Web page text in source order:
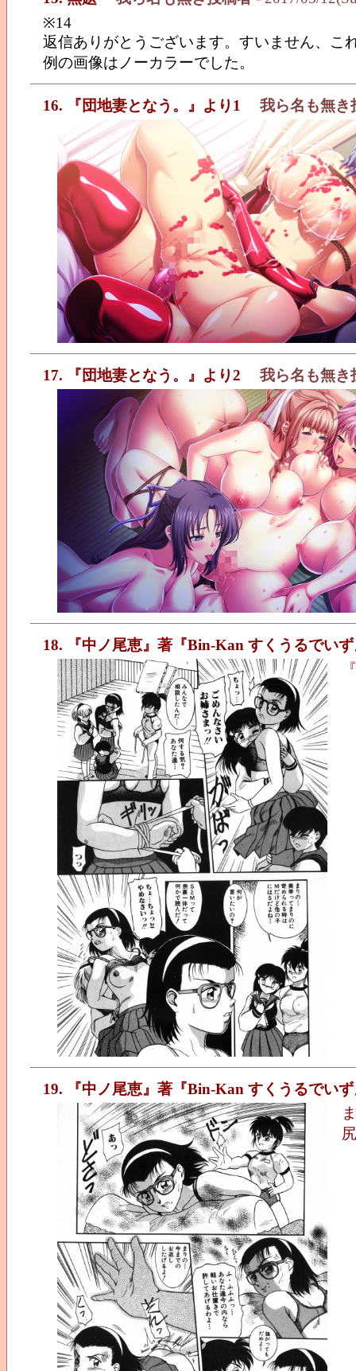
※14
返信ありがとうございます。すいません、こ
例の画像はノーカラーでした。
16. 『団地妻となう。』より1 我ら名も無き
17. 『団地妻となう。』より2 我ら名も無き
18. 『中ノ尾恵』著『Bin-Kan すくうるでい
19. 『中ノ尾恵』著『Bin-Kan すくうるでい